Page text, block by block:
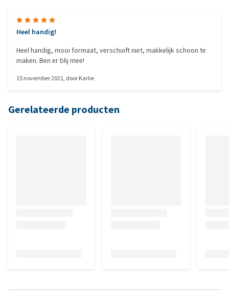
Heel handig!
Heel handig, mooi formaat, verschuift niet, makkelijk schoon te
maken. Ben er blij mee!
15 november 2021, doorKarlie
Gerelateerde producten